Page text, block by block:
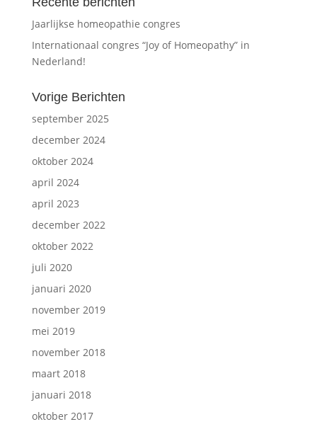
Jaarlijkse homeopathie congres
Internationaal congres “Joy of Homeopathy” in
Nederland!
Vorige Berichten
september 2025
december 2024
oktober 2024
april 2024
april 2023
december 2022
oktober 2022
juli 2020
januari 2020
november 2019
mei 2019
november 2018
maart 2018
januari 2018
oktober 2017